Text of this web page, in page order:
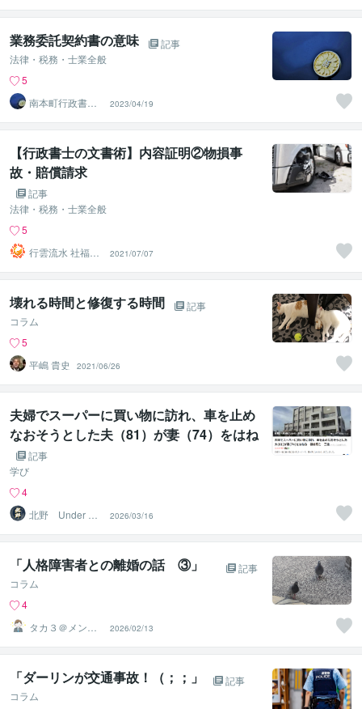
業務委託契約書の意味
記事
法律・税務・士業全般
5
南本町行政書士
事務所
2023/04/19
【行政書士の文書術】内容証明②物損事
故・賠償請求
記事
法律・税務・士業全般
5
行雲流水 社福士
行政書士事務所
2021/07/07
壊れる時間と修復する時間
記事
コラム
5
平嶋 貴史
2021/06/26
夫婦でスーパーに買い物に訪れ、車を止め
なおそうとした夫（81）が妻（74）をはね
る 妻は死亡｜北野 UnderShield代表 の見
解
記事
学び
4
北野 Under Shi
eld代表
2026/03/16
「人格障害者との離婚の話 ③」
記事
コラム
4
タカ３＠メンタ
ルコーチ
2026/02/13
「ダーリンが交通事故！（；；」
記事
コラム